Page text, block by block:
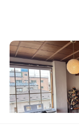
久慈A邸
岩手県 戸建て
【久慈駅徒歩5分】元
した磨りガラスが印
日常が少し楽しくな
この家からの距離 24km